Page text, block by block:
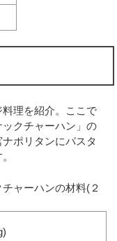
理を紹介。ここで
クチャーハン」の
ポリタンにパスタ
ャーハンの材料(２